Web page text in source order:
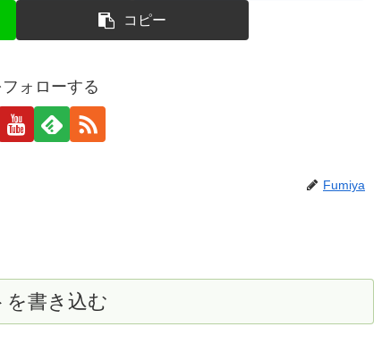
コピー
ォローする
Fumiya
を書き込む